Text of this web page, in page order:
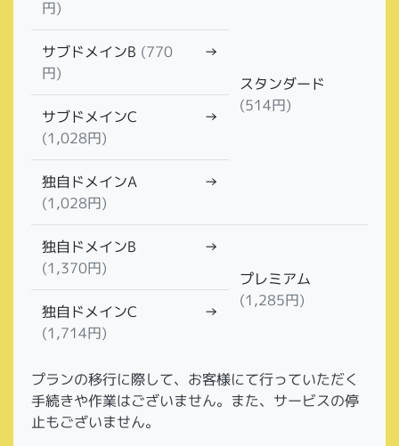
円)
スタンダード
(514円)
サブドメインB (770
円)
→
サブドメインC
(1,028円)
→
独自ドメインA
(1,028円)
→
独自ドメインB
(1,370円)
→
プレミアム
(1,285円)
独自ドメインC
(1,714円)
→
プランの移行に際して、お客様にて行っていただく
手続きや作業はございません。また、サービスの停
止もございません。